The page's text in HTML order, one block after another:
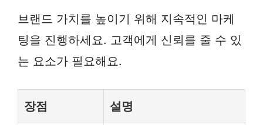
브랜드 가치를 높이기 위해 지속적인 마케
팅을 진행하세요. 고객에게 신뢰를 줄 수 있
는 요소가 필요해요.
장점 설명